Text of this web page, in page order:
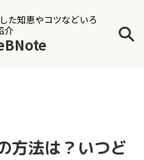
た知恵やコツなどいろ
介
方法は？いつど